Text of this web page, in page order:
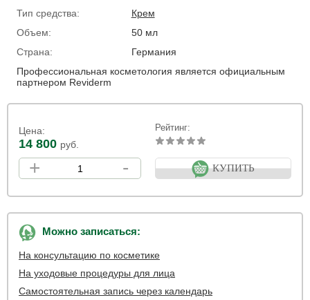
Тип средства:
Крем
Объем:
50 мл
Страна:
Германия
Профессиональная косметология является официальным
партнером Reviderm
Цена:
14 800 руб.
Рейтинг:
+ - КУПИТЬ
Можно записаться:
На консультацию по косметике
На уходовые процедуры для лица
Самостоятельная запись через календарь